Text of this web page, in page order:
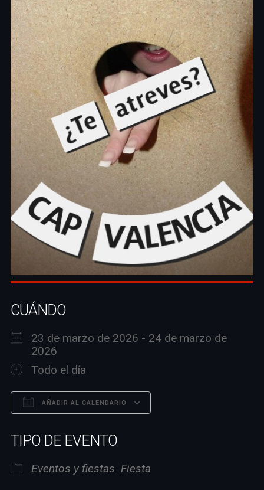
CUÁNDO
23 de marzo de 2026 - 24 de marzo de
2026
Todo el día
AÑADIR AL CALENDARIO
TIPO DE EVENTO
Eventos y fiestas Fiesta